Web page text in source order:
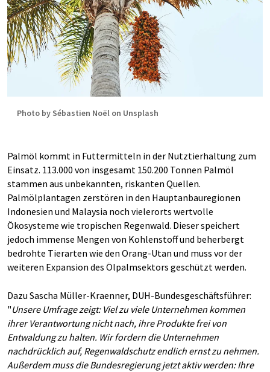
Photo by Sébastien Noël on Unsplash
Palmöl kommt in Futtermitteln in der Nutztierhaltung zum
Einsatz. 113.000 von insgesamt 150.200 Tonnen Palmöl
stammen aus unbekannten, riskanten Quellen.
Palmölplantagen zerstören in den Hauptanbauregionen
Indonesien und Malaysia noch vielerorts wertvolle
Ökosysteme wie tropischen Regenwald. Dieser speichert
jedoch immense Mengen von Kohlenstoff und beherbergt
bedrohte Tierarten wie den Orang-Utan und muss vor der
weiteren Expansion des Ölpalmsektors geschützt werden.
Dazu Sascha Müller-Kraenner, DUH-Bundesgeschäftsführer:
"Unsere Umfrage zeigt: Viel zu viele Unternehmen kommen
ihrer Verantwortung nicht nach, ihre Produkte frei von
Entwaldung zu halten. Wir fordern die Unternehmen
nachdrücklich auf, Regenwaldschutz endlich ernst zu nehmen.
Außerdem muss die Bundesregierung jetzt aktiv werden: Ihre